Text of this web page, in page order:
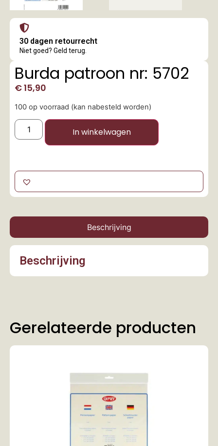
30 dagen retourrecht
Niet goed? Geld terug.
Burda patroon nr: 5702
€15,90
100 op voorraad (kan nabesteld worden)
In winkelwagen
Beschrijving
Beschrijving
Gerelateerde producten